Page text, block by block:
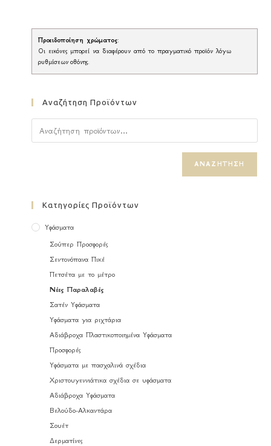
Προειδοποίηση χρώματος:
Οι εικόνες μπορεί να διαφέρουν από το πραγματικό προϊόν λόγω
ρυθμίσεων οθόνης.
Αναζήτηση Προϊόντων
ΑΝΑΖΉΤΗΣΗ
Κατηγορίες Προϊόντων
Υφάσματα
Σούπερ Προσφορές
Σεντονόπανα Πικέ
Πετσέτα με το μέτρο
Νέες Παραλαβές
Σατέν Υφάσματα
Υφάσματα για ριχτάρια
Αδιάβροχα Πλαστικοποιημένα Υφάσματα
Προσφορές
Υφάσματα με πασχαλινά σχέδια
Χριστουγεννιάτικα σχέδια σε υφάσματα
Αδιάβροχα Υφάσματα
Βελούδο-Αλκαντάρα
Σουέτ
Δερματίνες